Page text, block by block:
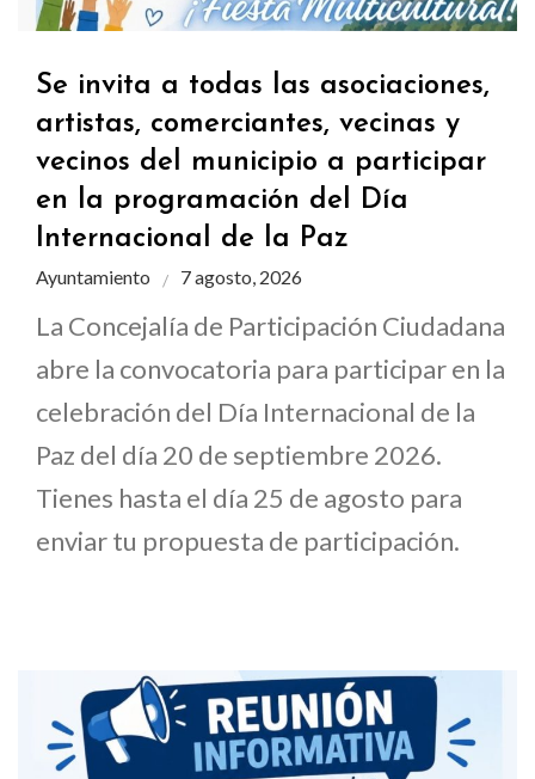
Se invita a todas las asociaciones,
artistas, comerciantes, vecinas y
vecinos del municipio a participar
en la programación del Día
Internacional de la Paz
Ayuntamiento 7 agosto, 2026
La Concejalía de Participación Ciudadana
abre la convocatoria para participar en la
celebración del Día Internacional de la
Paz del día 20 de septiembre 2026.
Tienes hasta el día 25 de agosto para
enviar tu propuesta de participación.